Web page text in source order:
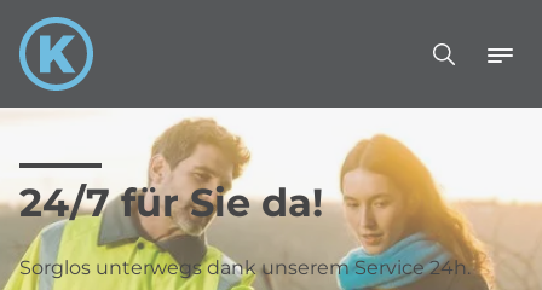
24/7 für Sie da!
Sorglos unterwegs dank unserem Service 24h.